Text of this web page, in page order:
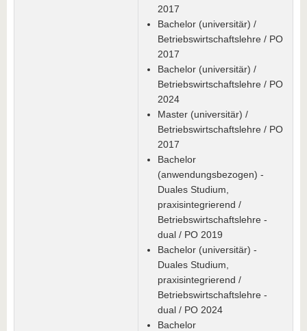
2017
Bachelor (universitär) /
Betriebswirtschaftslehre / PO
2017
Bachelor (universitär) /
Betriebswirtschaftslehre / PO
2024
Master (universitär) /
Betriebswirtschaftslehre / PO
2017
Bachelor
(anwendungsbezogen) -
Duales Studium,
praxisintegrierend /
Betriebswirtschaftslehre -
dual / PO 2019
Bachelor (universitär) -
Duales Studium,
praxisintegrierend /
Betriebswirtschaftslehre -
dual / PO 2024
Bachelor